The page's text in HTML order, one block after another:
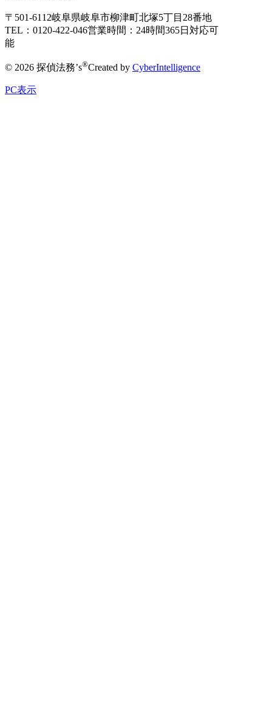
〒501-6112岐阜県岐阜市柳津町北塚5丁目28番地
TEL：0120-422-046営業時間：24時間365日対応可
能
© 2026 探偵法務’s®Created by CyberIntelligence
PC表示